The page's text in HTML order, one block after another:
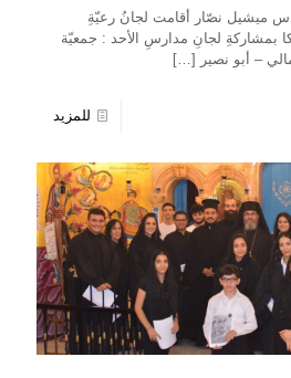
ميشيل نصّار أقامت لجانُ رعيّةِ
بمشاركةِ لجانِ مدارسِ الأحد : جمعيّة
– أبو نصير […]
للمزيد